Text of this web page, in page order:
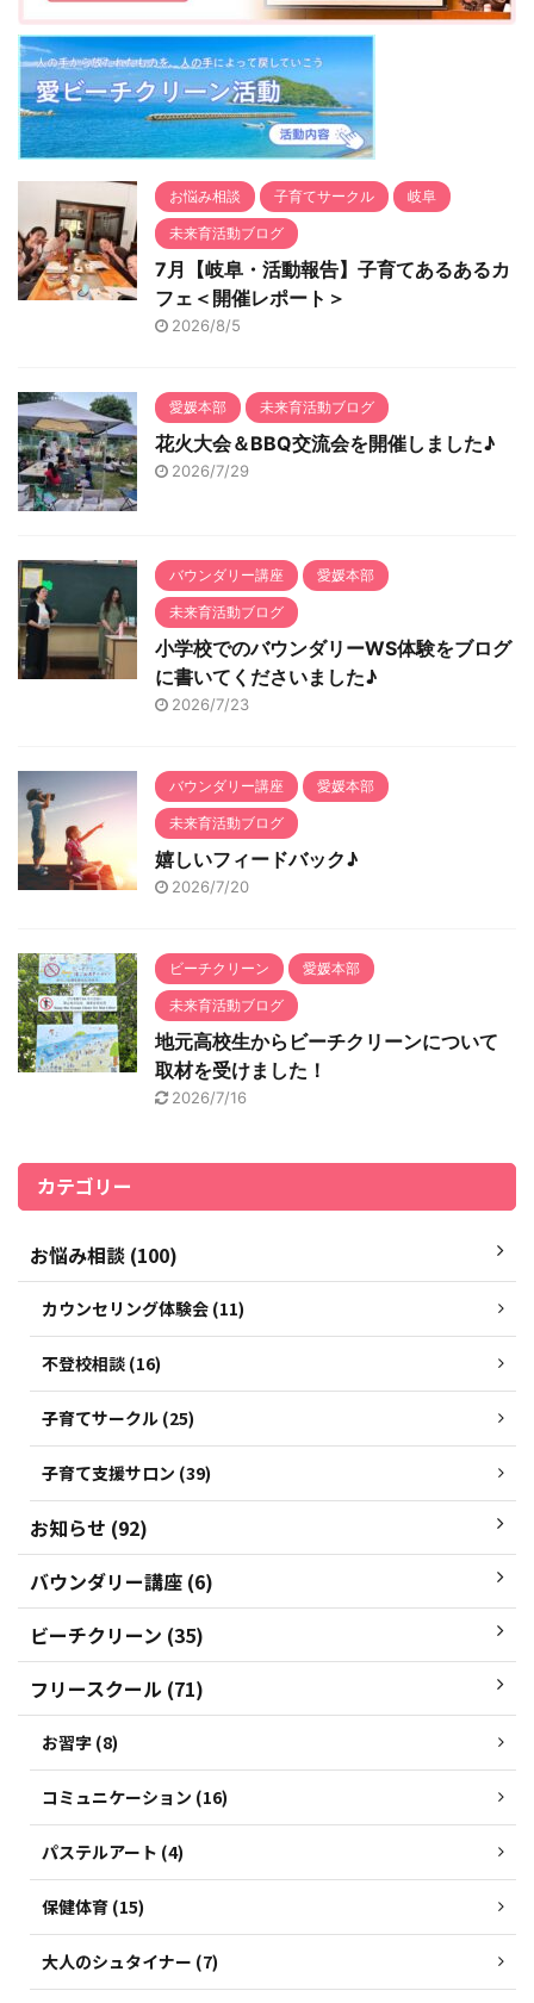
お悩み相談 子育てサークル 岐阜
未来育活動ブログ
7月【岐阜・活動報告】子育てあるあるカ
フェ＜開催レポート＞
2026/8/5
愛媛本部 未来育活動ブログ
花火大会＆BBQ交流会を開催しました♪
2026/7/29
バウンダリー講座 愛媛本部
未来育活動ブログ
小学校でのバウンダリーWS体験をブログ
に書いてくださいました♪
2026/7/23
バウンダリー講座 愛媛本部
未来育活動ブログ
嬉しいフィードバック♪
2026/7/20
ビーチクリーン 愛媛本部
未来育活動ブログ
地元高校生からビーチクリーンについて
取材を受けました！
2026/7/16
カテゴリー
お悩み相談 (100)
カウンセリング体験会 (11)
不登校相談 (16)
子育てサークル (25)
子育て支援サロン (39)
お知らせ (92)
バウンダリー講座 (6)
ビーチクリーン (35)
フリースクール (71)
お習字 (8)
コミュニケーション (16)
パステルアート (4)
保健体育 (15)
大人のシュタイナー (7)